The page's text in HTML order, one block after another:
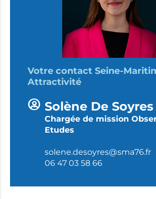
Votre contact Seine-
Attractivité
Solène De Soyres
Chargée de mission
Etudes
solene.desoyres@sma76.fr
06 47 03 58 66